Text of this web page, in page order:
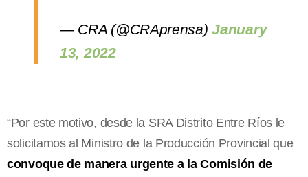
— CRA (@CRAprensa)January
13, 2022
“Por este motivo, desde la SRA Distrito Entre Ríos le
solicitamos al Ministro de la Producción Provincial que
convoque de manera urgente a la Comisión de